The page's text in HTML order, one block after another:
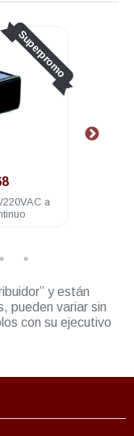
Superpromo
a
y están
pueden variar sin
con su ejecutivo